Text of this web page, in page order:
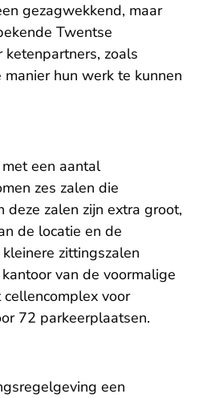
gezagwekkend, maar
Twentse
ketenpartners, zoals
hun werk te kunnen
een aantal
zes zalen die
zalen zijn extra groot,
de locatie en de
zittingszalen
van de voormalige
voor
72 parkeerplaatsen.
een